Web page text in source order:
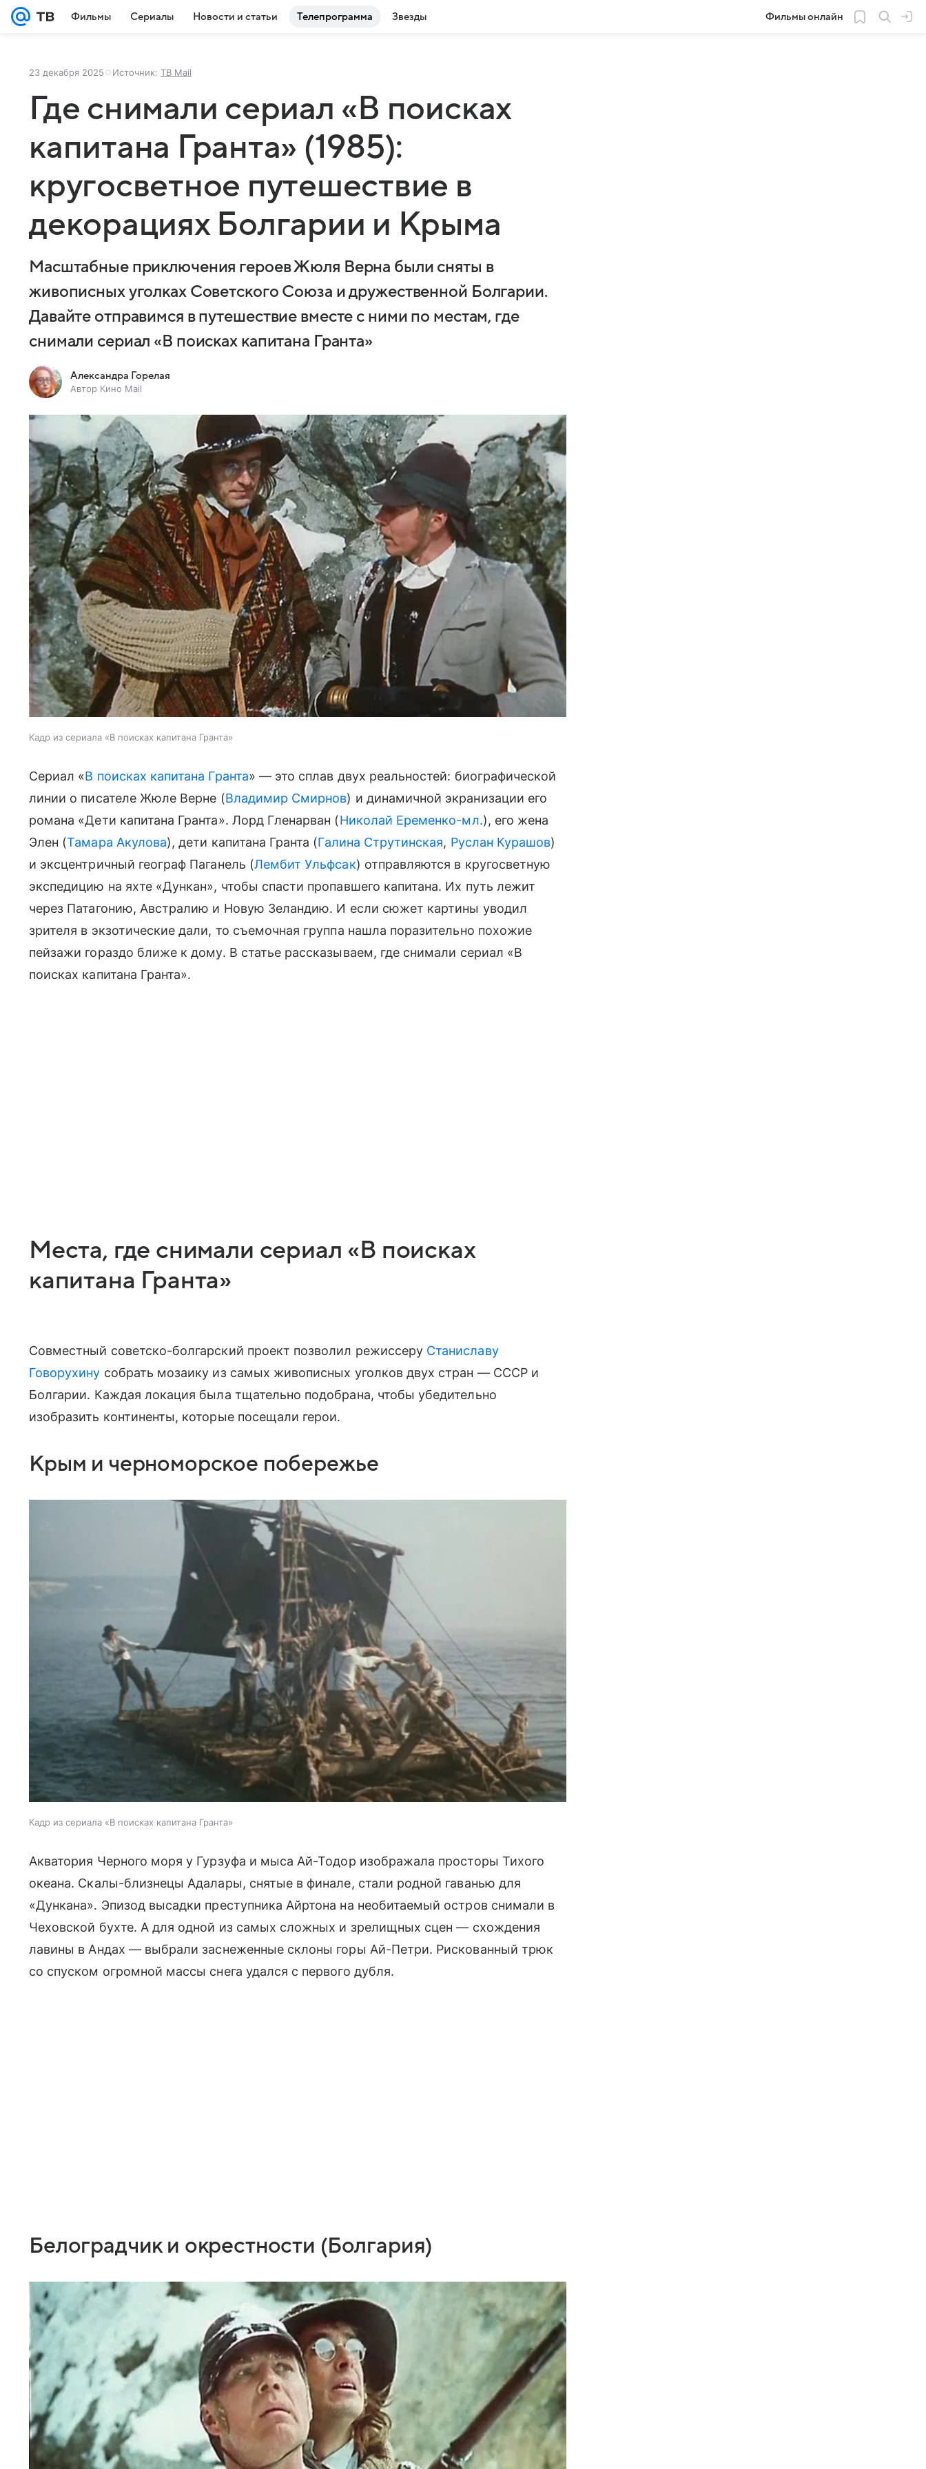
Фильмы Сериалы Новости и статьи Телепрограмма Звезды Фильмы онлайн
23 декабря 2025 Источник: ТВ Mail
Где снимали сериал «В поисках
капитана Гранта» (1985):
кругосветное путешествие в
декорациях Болгарии и Крыма
Масштабные приключения героев Жюля Верна были сняты в
живописных уголках Советского Союза и дружественной Болгарии.
Давайте отправимся в путешествие вместе с ними по местам, где
снимали сериал «В поисках капитана Гранта»
Александра Горелая
Автор Кино Mail
Кадр из сериала «В поисках капитана Гранта»
Сериал «В поисках капитана Гранта» — это сплав двух реальностей: биографической
линии о писателе Жюле Верне (Владимир Смирнов) и динамичной экранизации его
романа «Дети капитана Гранта». Лорд Гленарван (Николай Еременко-мл.), его жена
Элен (Тамара Акулова), дети капитана Гранта (Галина Струтинская, Руслан Курашов)
и эксцентричный географ Паганель (Лембит Ульфсак) отправляются в кругосветную
экспедицию на яхте «Дункан», чтобы спасти пропавшего капитана. Их путь лежит
через Патагонию, Австралию и Новую Зеландию. И если сюжет картины уводил
зрителя в экзотические дали, то съемочная группа нашла поразительно похожие
пейзажи гораздо ближе к дому. В статье рассказываем, где снимали сериал «В
поисках капитана Гранта».
Места, где снимали сериал «В поисках
капитана Гранта»
Совместный советско-болгарский проект позволил режиссеру Станиславу
Говорухину собрать мозаику из самых живописных уголков двух стран — СССР и
Болгарии. Каждая локация была тщательно подобрана, чтобы убедительно
изобразить континенты, которые посещали герои.
Крым и черноморское побережье
Кадр из сериала «В поисках капитана Гранта»
Акватория Черного моря у Гурзуфа и мыса Ай-Тодор изображала просторы Тихого
океана. Скалы-близнецы Адалары, снятые в финале, стали родной гаванью для
«Дункана». Эпизод высадки преступника Айртона на необитаемый остров снимали в
Чеховской бухте. А для одной из самых сложных и зрелищных сцен — схождения
лавины в Андах — выбрали заснеженные склоны горы Ай-Петри. Рискованный трюк
со спуском огромной массы снега удался с первого дубля.
Белоградчик и окрестности (Болгария)